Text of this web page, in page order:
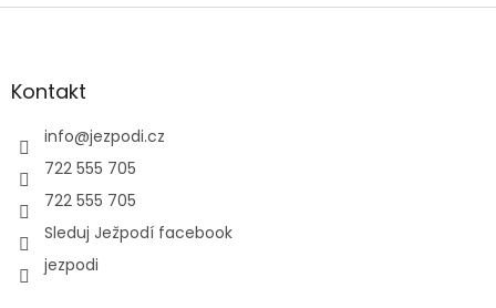
Z
aKontakt
info@jezpodi.cz
722 555 705
722 555 705
Sleduj Ježpodí facebook
jezpodi